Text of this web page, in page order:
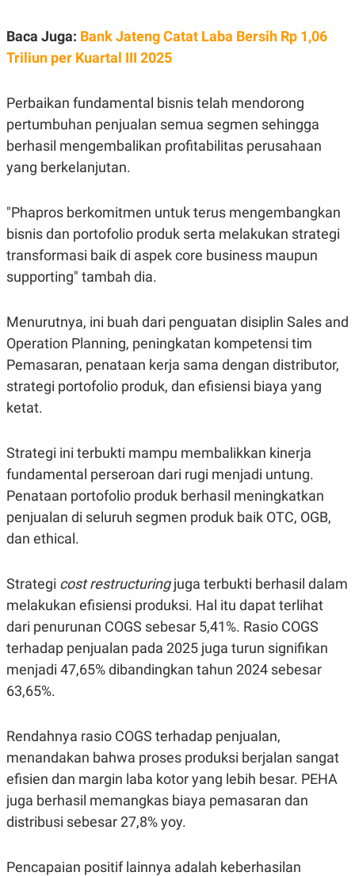
A
E
V
R
S
I
N
G
D
A
I
D
SITEMAPPROFILE TERM
OF
PEMBERITAAN
SIBER
Baca Juga: Bank Jateng Catat Laba Bersih Rp 1,06
Triliun per Kuartal III 2025
Perbaikan fundamental bisnis telah mendorong
pertumbuhan penjualan semua segmen sehingga
berhasil mengembalikan profitabilitas perusahaan
yang berkelanjutan.
"Phapros berkomitmen untuk terus mengembangkan
bisnis dan portofolio produk serta melakukan strategi
transformasi baik di aspek core business maupun
supporting" tambah dia.
Menurutnya, ini buah dari penguatan disiplin Sales and
Operation Planning, peningkatan kompetensi tim
Pemasaran, penataan kerja sama dengan distributor,
strategi portofolio produk, dan efisiensi biaya yang
ketat.
Strategi ini terbukti mampu membalikkan kinerja
fundamental perseroan dari rugi menjadi untung.
Penataan portofolio produk berhasil meningkatkan
penjualan di seluruh segmen produk baik OTC, OGB,
dan ethical.
Strategi cost restructuringjuga terbukti berhasil dalam
melakukan efisiensi produksi. Hal itu dapat terlihat
dari penurunan COGS sebesar 5,41%. Rasio COGS
terhadap penjualan pada 2025 juga turun signifikan
menjadi 47,65% dibandingkan tahun 2024 sebesar
63,65%.
Rendahnya rasio COGS terhadap penjualan,
menandakan bahwa proses produksi berjalan sangat
efisien dan margin laba kotor yang lebih besar. PEHA
juga berhasil memangkas biaya pemasaran dan
distribusi sebesar 27,8% yoy.
Pencapaian positif lainnya adalah keberhasilan